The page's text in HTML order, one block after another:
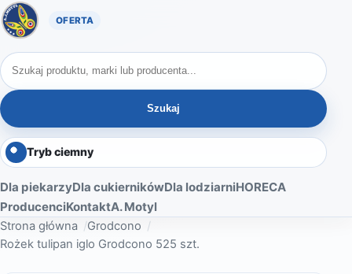
Oferta A. Motyl
Szukaj produktów
Szukaj
Tryb ciemny
Dla piekarzyDla cukiernikówDla lodziarniHORECA
ProducenciKontaktA. Motyl
Strona główna
Grodcono
Rożek tulipan iglo Grodcono 525 szt.